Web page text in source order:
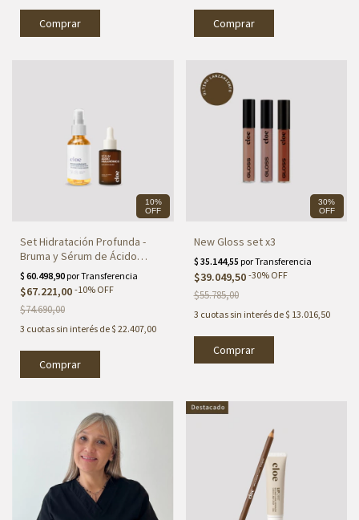
10%
OFF
Set Hidratación Profunda -
Bruma y Sérum de Ácido
Hialurónico y Vitamina C
$67.221,00 -10% OFF
$74.690,00
3 cuotas sin interés de$ 22.407,00
30%
OFF
New Gloss set x3
$39.049,50 -30% OFF
$55.785,00
3 cuotas sin interés de$ 13.016,50